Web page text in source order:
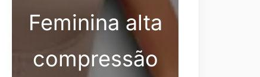
Feminina alta
compressão